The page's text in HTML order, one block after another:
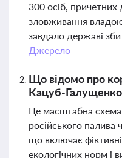
300 осіб,
зловживання
завдало державі
Джерело
Що відомо про
Кацуб-
Це масштабна схема
російського палива
що включає
екологічних норм і